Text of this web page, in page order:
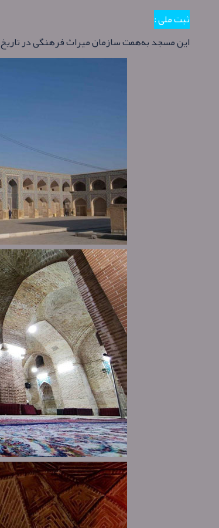
ثبت ملی :
این مسجد به‌همت سازمان میراث فرهنگی در تاریخ ۵ آذر ۱۳۱۲ش به شماره ۱۹۴ به ثبت رسیده است.